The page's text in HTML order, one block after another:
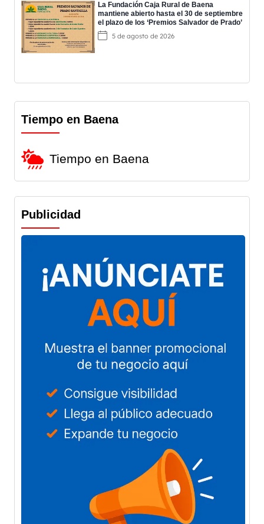
La Fundación Caja Rural de Baena
mantiene abierto hasta el 30 de septiembre
el plazo de los ‘Premios Salvador de Prado’
5 de agosto de 2026
Tiempo en Baena
Tiempo en Baena
Publicidad